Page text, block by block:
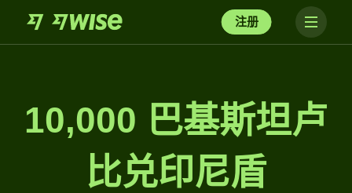
注册
10,000 巴基斯坦卢
比兑印尼盾